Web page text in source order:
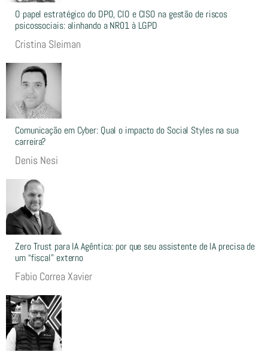
O papel estratégico do DPO, CIO e CISO na gestão de riscos
psicossociais: alinhando a NR01 à LGPD
Cristina Sleiman
Comunicação em Cyber: Qual o impacto do Social Styles na sua
carreira?
Denis Nesi
Zero Trust para IA Agêntica: por que seu assistente de IA precisa de
um “fiscal” externo
Fabio Correa Xavier